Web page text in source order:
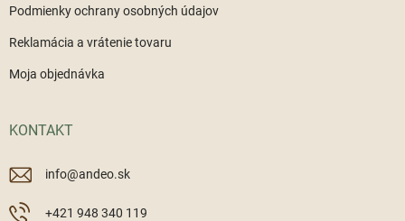
Podmienky ochrany osobných údajov
Reklamácia a vrátenie tovaru
Moja objednávka
KONTAKT
info@andeo.sk
+421 948 340 119